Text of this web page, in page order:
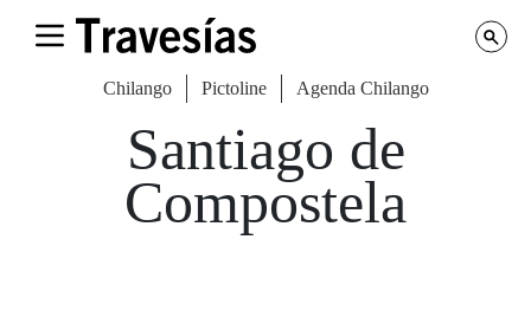
Chilango Pictoline Agenda Chilango
Santiago de
Compostela